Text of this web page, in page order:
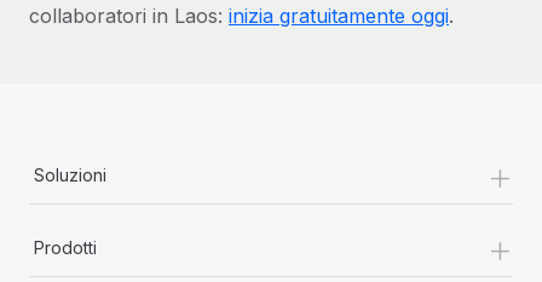
collaboratori in Laos: inizia gratuitamente oggi.
Soluzioni +
Prodotti +